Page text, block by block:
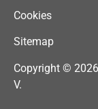
Cookies
Sitemap
Copyright ©
V.